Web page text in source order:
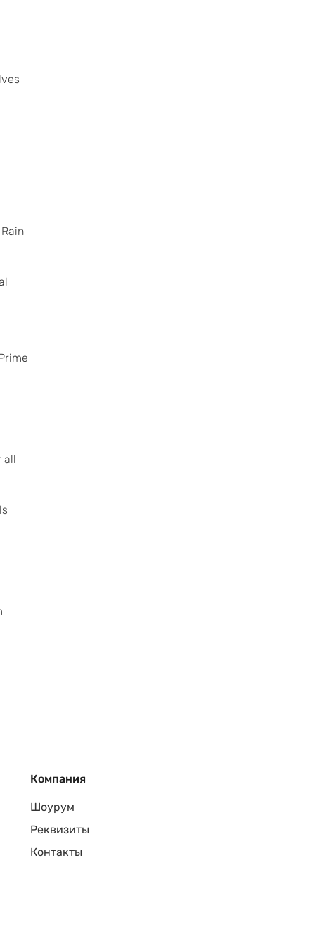
all
Компания
Шоурум
Реквизиты
Контакты